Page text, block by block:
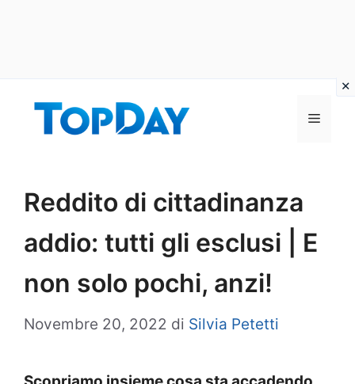
Menu
Reddito di cittadinanza
addio: tutti gli esclusi | E
non solo pochi, anzi!
Novembre 20, 2022 di Silvia Petetti